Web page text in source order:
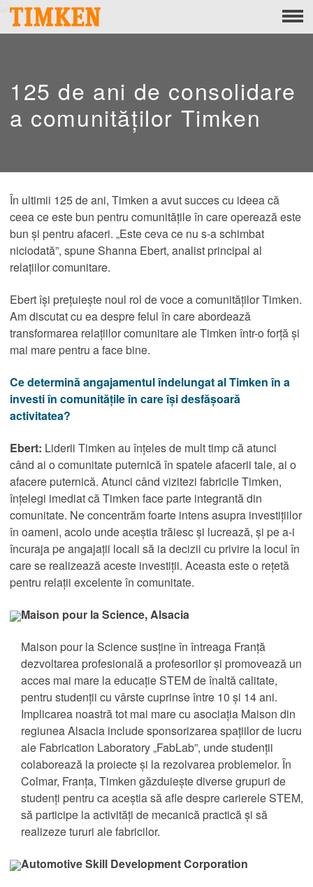
Menu
Oameni
Produs
Portofoliu
Produse
Soluții de rulmenți proiectate
Mounted Bearings
Roller Bearings
Rulmenți EnviroSpexx™Eficienți Energetici
Precision Bearings
Plain Bearings
Thrust Bearings
Instrumente de întreținere și instalare
Frâne și ambreiaje
Lanțuri și spirale
Cuplaje
Lovejoy Cuplaje
Torsional Control Cuplaje
Sisteme de transmisie și transmisie
Angrenaj industrial
Angrenaj de precizie
125 de ani de consolidare
a comunităților Timken
În ultimii 125 de ani, Timken a avut succes cu ideea că
ceea ce este bun pentru comunitățile în care operează este
bun și pentru afaceri. „Este ceva ce nu s-a schimbat
niciodată”, spune Shanna Ebert, analist principal al
relațiilor comunitare.
Ebert își prețuiește noul rol de voce a comunităților Timken.
Am discutat cu ea despre felul în care abordează
transformarea relațiilor comunitare ale Timken într-o forță și
mai mare pentru a face bine.
Ce determină angajamentul îndelungat al Timken în a
investi în comunitățile în care își desfășoară
activitatea?
Ebert: Liderii Timken au înțeles de mult timp că atunci
când ai o comunitate puternică în spatele afacerii tale, ai o
afacere puternică. Atunci când vizitezi fabricile Timken,
înțelegi imediat că Timken face parte integrantă din
comunitate. Ne concentrăm foarte intens asupra investițiilor
în oameni, acolo unde aceștia trăiesc și lucrează, și pe a-i
încuraja pe angajații locali să ia decizii cu privire la locul în
care se realizează aceste investiții. Aceasta este o rețetă
pentru relații excelente în comunitate.
Maison pour la Science, Alsacia
Maison pour la Science susține în întreaga Franță
dezvoltarea profesională a profesorilor și promovează un
acces mai mare la educație STEM de înaltă calitate,
pentru studenții cu vârste cuprinse între 10 și 14 ani.
Implicarea noastră tot mai mare cu asociația Maison din
regiunea Alsacia include sponsorizarea spațiilor de lucru
ale Fabrication Laboratory „FabLab”, unde studenții
colaborează la proiecte și la rezolvarea problemelor. În
Colmar, Franța, Timken găzduiește diverse grupuri de
studenți pentru ca aceștia să afle despre carierele STEM,
să participe la activități de mecanică practică și să
realizeze tururi ale fabricilor.
Automotive Skill Development Corporation